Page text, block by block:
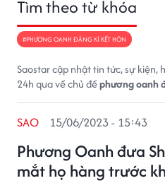
Tìm theo từ khóa
#PHƯƠNG OANH ĐĂNG KÍ KẾT HÔN
Saostar cập nhật tin tức, sự kiện,
24h qua về chủ đềphương oanh
Phương Oanh đưa
mắt họ hàng trước
SAO 15/06/2023 - 15:43